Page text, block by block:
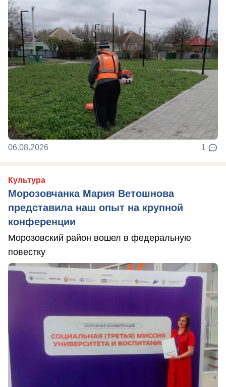
06.08.2026 1
Культура
Морозовчанка Мария Ветошнова
представила наш опыт на крупной
конференции
Морозовский район вошел в федеральную
повестку